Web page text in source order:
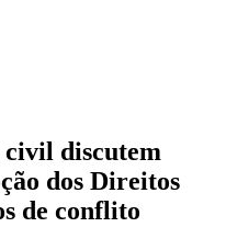
civil discutem
dos Direitos
de conflito